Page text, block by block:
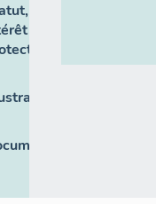
et